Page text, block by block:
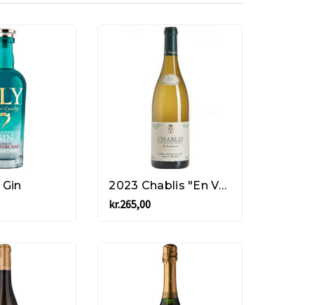
2023 Chablis "En Vaudécorse" - Gilbert Picq
kr.265,00